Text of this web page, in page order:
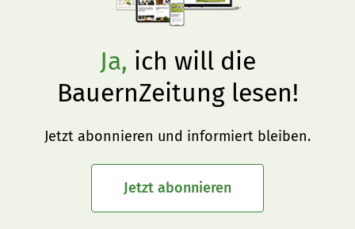
Ja, ich will die
BauernZeitung lesen!
Jetzt abonnieren und informiert bleiben.
Jetzt abonnieren